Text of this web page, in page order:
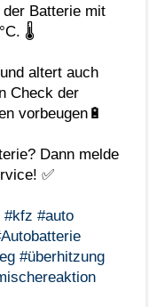
Batterie mit
🌡️
altert auch
Check der
vorbeugen🔋
Dann melde
✅
#kfz #auto
#überhitzung